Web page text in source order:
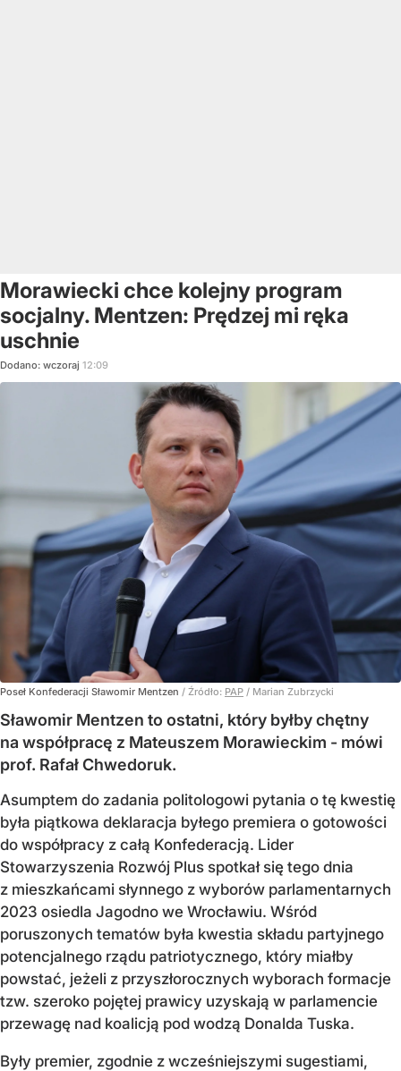
Morawiecki chce kolejny program
socjalny. Mentzen: Prędzej mi ręka
uschnie
Dodano: wczoraj 12:09
Poseł Konfederacji Sławomir Mentzen / Źródło: PAP / Marian Zubrzycki
Sławomir Mentzen to ostatni, który byłby chętny
na współpracę z Mateuszem Morawieckim - mówi
prof. Rafał Chwedoruk.
Asumptem do zadania politologowi pytania o tę kwestię
była piątkowa deklaracja byłego premiera o gotowości
do współpracy z całą Konfederacją. Lider
Stowarzyszenia Rozwój Plus spotkał się tego dnia
z mieszkańcami słynnego z wyborów parlamentarnych
2023 osiedla Jagodno we Wrocławiu. Wśród
poruszonych tematów była kwestia składu partyjnego
potencjalnego rządu patriotycznego, który miałby
powstać, jeżeli z przyszłorocznych wyborach formacje
tzw. szeroko pojętej prawicy uzyskają w parlamencie
przewagę nad koalicją pod wodzą Donalda Tuska.
Były premier, zgodnie z wcześniejszymi sugestiami,